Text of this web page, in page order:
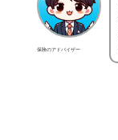
保険のアドバイザー